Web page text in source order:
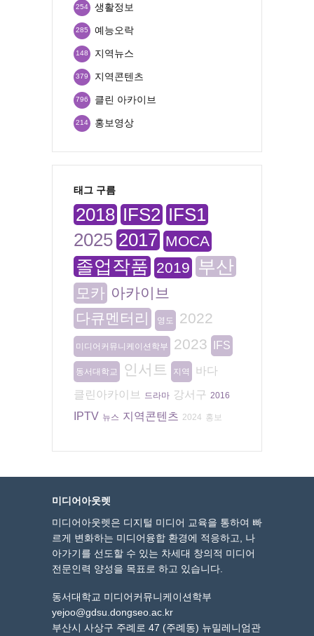
생활정보
254
예능오락
285
지역뉴스
148
지역콘텐츠
379
클린 아카이브
796
홍보영상
214
태그 구름
2018 IFS2 IFS1
2025 2017 MOCA
졸업작품 2019 부산
모카 아카이브
다큐멘터리
영도 2022
미디어커뮤니케이션학부 2023 IFS
동서대학교 인서트 지역
바다
클린아카이브
드라마 강서구 2016
IPTV 뉴스 지역콘텐츠 2024 홍보
미디어아웃렛
미디어아웃렛은 디지털 미디어 교육을 통하여 빠
르게 변화하는 미디어융합 환경에 적응하고, 나
아가기를 선도할 수 있는 차세대 창의적 미디어
전문인력 양성을 목표로 하고 있습니다.
동서대학교 미디어커뮤니케이션학부
yejoo@gdsu.dongseo.ac.kr
부산시 사상구 주례로 47 (주례동) 뉴밀레니엄관